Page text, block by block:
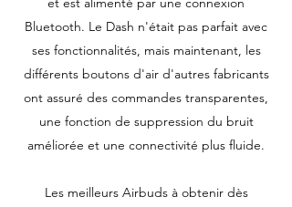
Bluetooth. Le Dash n'était pas parfait avec
ses fonctionnalités, mais maintenant, les
différents boutons d'air d'autres fabricants
ont assuré des commandes transparentes,
une fonction de suppression du bruit
améliorée et une connectivité plus fluide.
Les meilleurs Airbuds à obtenir dès